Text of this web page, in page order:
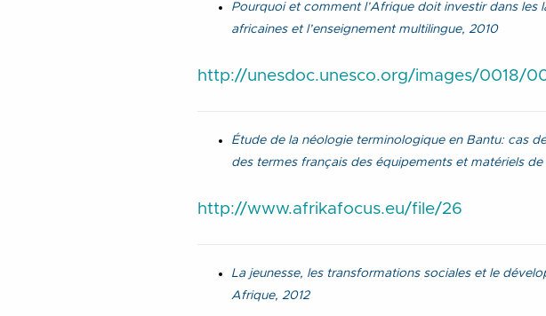
Pourquoi et comment l’Afrique doit investir dans les
africaines et l’enseignement multilingue, 2010
http://unesdoc.unesco.org/images/0018/
Étude de la néologie terminologique en Bantu: cas
des termes français des équipements et matériels de
http://www.afrikafocus.eu/file/26
La jeunesse, les transformations sociales et le
Afrique, 2012